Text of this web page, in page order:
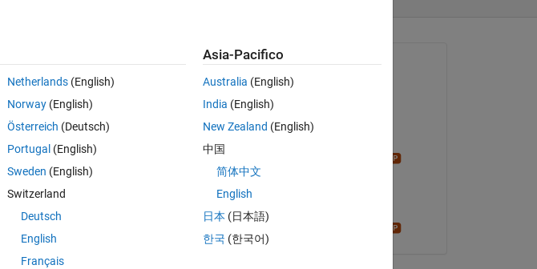
Mostra commenti meno recenti
Richiesto:
Konvictus177
il 14 Ago 2023
Commentato:
il 16 Ago 2023
Netherlands(English)
Norway(English)
Österreich (Deutsch)
Portugal (English)
Sweden (English)
Switzerland
Deutsch
English
Français
Asia-Pacifico
Australia (English)
India (English)
New Zealand (English)
中国
简体中文
English
日本 (日本語)
한국 (한국어)